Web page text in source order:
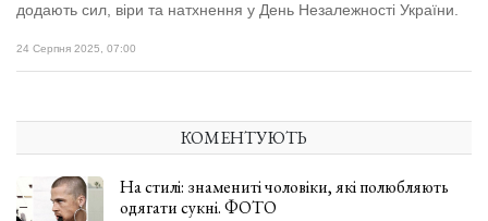
додають сил, віри та натхнення у День Незалежності України.
24 Серпня 2025, 07:00
КОМЕНТУЮТЬ
На стилі: знамениті чоловіки, які полюбляють
одягати сукні. ФОТО